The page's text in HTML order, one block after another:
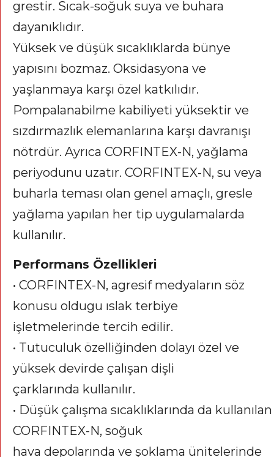
grestir. Sıcak-soğuk suya ve buhara
dayanıklıdır.
Yüksek ve düşük sıcaklıklarda bünye
yapısını bozmaz. Oksidasyona ve
yaşlanmaya karşı özel katkılıdır.
Pompalanabilme kabiliyeti yüksektir ve
sızdırmazlık elemanlarına karşı davranışı
nötrdür. Ayrıca CORFINTEX-N, yağlama
periyodunu uzatır. CORFINTEX-N, su veya
buharla teması olan genel amaçlı, gresle
yağlama yapılan her tip uygulamalarda
kullanılır.
Performans Özellikleri
• CORFINTEX-N, agresif medyaların söz
konusu oldugu ıslak terbiye
işletmelerinde tercih edilir.
• Tutuculuk özelliğinden dolayı özel ve
yüksek devirde çalışan dişli
çarklarında kullanılır.
• Düşük çalışma sıcaklıklarında da kullanılan
CORFINTEX-N, soğuk
hava depolarında ve şoklama ünitelerinde